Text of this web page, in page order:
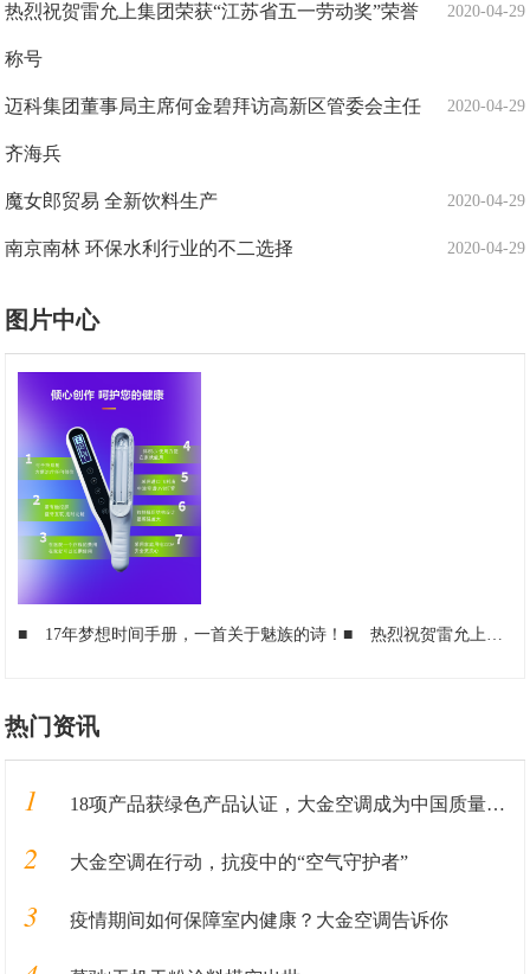
2020-04-29
热烈祝贺雷允上集团荣获“江苏省五一劳动奖”荣誉
称号
2020-04-29
迈科集团董事局主席何金碧拜访高新区管委会主任
齐海兵
2020-04-29
魔女郎贸易 全新饮料生产
2020-04-29
南京南林 环保水利行业的不二选择
图片中心
■ 17年梦想时间手册，一首关于魅族的诗！■ 热烈祝贺雷允上集团荣获“江苏省五一劳动奖”荣誉称号
热门资讯
1 18项产品获绿色产品认证，大金空调成为中国质量认证中心“绿色产品首批获证企业”
2 大金空调在行动，抗疫中的“空气守护者”
3 疫情期间如何保障室内健康？大金空调告诉你